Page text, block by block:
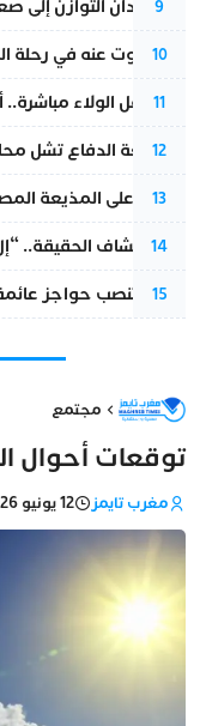
9
من فقدان التوازن إلى
10
المسكوت عنه في رحلة
11
بعد حفل الولاء
12
مقاطعة الدفاع تشل محاكمات 410 معتقلين.. والنيابة العامة
13
الحكم على المذيعة المصرية سارة خليفة و12
14
بعد انكشاف
15
إسبانيا تنصب حواجز
مجتمع
توقعات أحوال
مغرب تايمز 12 يونيو 2026 - 08:48